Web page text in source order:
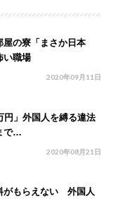
屋の寮「まさか日本
い職場
2020年09月11日
円」外国人を縛る違法
で…
2020年08月21日
がもらえない 外国人